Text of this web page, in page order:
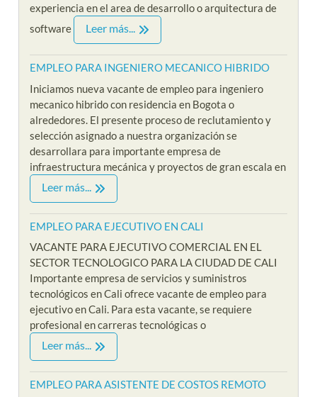
experiencia en el area de desarrollo o arquitectura de
software
Leer más...
EMPLEO PARA INGENIERO MECANICO HIBRIDO
Iniciamos nueva vacante de empleo para ingeniero
mecanico hibrido con residencia en Bogota o
alrededores. El presente proceso de reclutamiento y
selección asignado a nuestra organización se
desarrollara para importante empresa de
infraestructura mecánica y proyectos de gran escala en
Leer más...
EMPLEO PARA EJECUTIVO EN CALI
VACANTE PARA EJECUTIVO COMERCIAL EN EL
SECTOR TECNOLOGICO PARA LA CIUDAD DE CALI
Importante empresa de servicios y suministros
tecnológicos en Cali ofrece vacante de empleo para
ejecutivo en Cali. Para esta vacante, se requiere
profesional en carreras tecnológicas o
Leer más...
EMPLEO PARA ASISTENTE DE COSTOS REMOTO